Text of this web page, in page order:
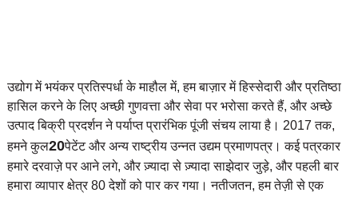
उद्योग में भयंकर प्रतिस्पर्धा के माहौल में, हम बाज़ार में हिस्सेदारी और प्रतिष्ठा
हासिल करने के लिए अच्छी गुणवत्ता और सेवा पर भरोसा करते हैं, और अच्छे
उत्पाद बिक्री प्रदर्शन ने पर्याप्त प्रारंभिक पूंजी संचय लाया है। 2017 तक,
हमने कुल20पेटेंट और अन्य राष्ट्रीय उन्नत उद्यम प्रमाणपत्र। कई पत्रकार
हमारे दरवाज़े पर आने लगे, और ज़्यादा से ज़्यादा साझेदार जुड़े, और पहली बार
हमारा व्यापार क्षेत्र 80 देशों को पार कर गया। नतीजतन, हम तेज़ी से एक